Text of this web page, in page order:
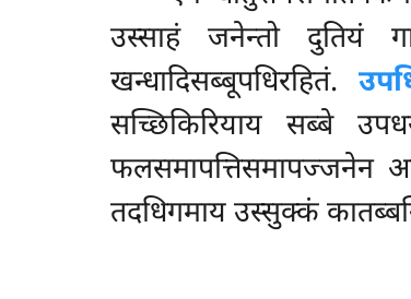
उस्साहं जनेन्तो दुतियं
खन्धादिसब्बूपधिरहितं.
सच्छिकिरियाय सब्बे
फलसमापत्तिसमापज्जनेन
तदधिगमाय उस्सुक्कं